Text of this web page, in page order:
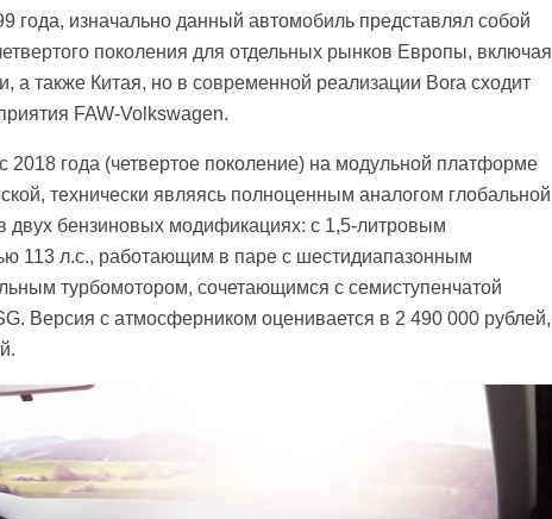
года, изначально данный автомобиль представлял собой
поколения для отдельных рынков Европы, включая
также Китая, но в современной реализации Bora сходит
FAW-Volkswagen.
2018 года (четвертое поколение) на модульной платформе
технически являясь полноценным аналогом глобальной
двух бензиновых модификациях: с 1,5-литровым
113 л.с., работающим в паре с шестидиапазонным
турбомотором, сочетающимся с семиступенчатой
Версия с атмосферником оценивается в 2 490 000 рублей,